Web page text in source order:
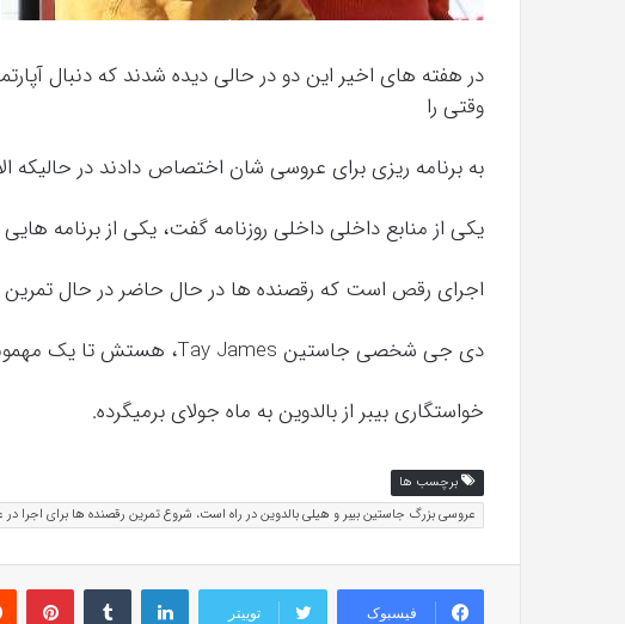
در هفته های اخیر این دو در حالی دیده شدند که دنبال
وقتی را
به برنامه ریزی برای عروسی شان اختصاص دادند در
یکی از منابع داخلی داخلی روزنامه گفت، یکی از برنامه هایی
اجرای رقص است که رقصنده ها در حال حاضر در حال
دی جی شخصی جاستین Tay James، هستش تا یک مهمونی با شکوه برگزار کنن.
خواستگاری بیبر از بالدوین به ماه جولای برمیگرده.
برچسب ها
عروسی بزرگ جاستین بیبر و هیلی بالدوین در راه است، شروع تمرین رقصنده ها برای اجرا در عروسی جاستین و هیلی، 28
فیسبوک توییتر
لینکداینتامبلر